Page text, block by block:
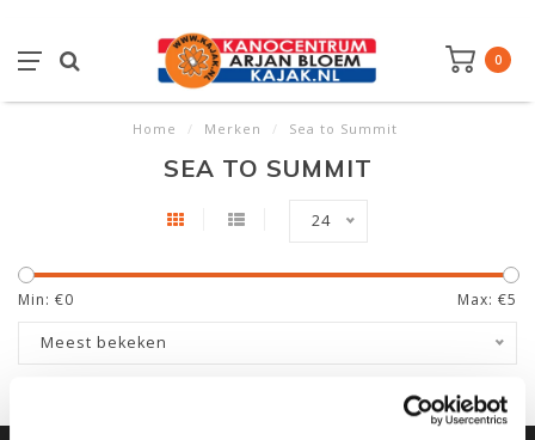
0
Home / Merken / Sea to Summit
SEA TO SUMMIT
24
Min: €0 Max: €5
Meest bekeken